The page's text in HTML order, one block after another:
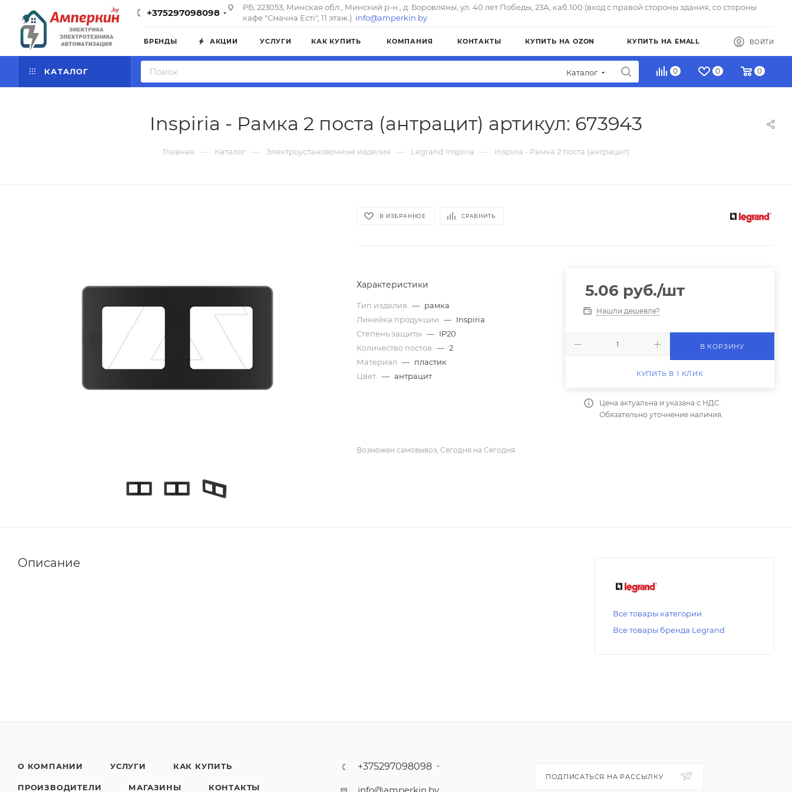
+375297098098
РБ, 223053, Минская обл., Минский р-н., д. Боровляны, ул. 40 лет Победы, 23А, каб.100 (вход с правой стороны здания, со стороны
кафе "Смачна Естi", 11 этаж.) info@amperkin.by
БРЕНДЫ АКЦИИ УСЛУГИ КАК КУПИТЬ КОМПАНИЯ КОНТАКТЫ КУПИТЬ НА OZON КУПИТЬ НА EMALL ВОЙТИ
КАТАЛОГ Каталог 0 0 0
Inspiria - Рамка 2 поста (антрацит) артикул: 673943
Главная — Каталог — Электроустановочные изделия — Legrand Inspiria — Inspiria - Рамка 2 поста (антрацит)
В ИЗБРАННОЕ СРАВНИТЬ
Характеристики
Тип изделия — рамка
Линейка продукции — Inspiria
Степень защиты — IP20
Количество постов — 2
Материал — пластик
Цвет.
— антрацит
5.06 руб./шт
Нашли дешевле?
В КОРЗИНУ
КУПИТЬ В 1 КЛИК
Цена актуальна и указана с НДС.
Обязательно уточнение наличия.
Возможен самовывоз, Сегодня на Сегодня.
Описание
Все товары категории
Все товары бренда Legrand
О КОМПАНИИ УСЛУГИ КАК КУПИТЬ
ПРОИЗВОДИТЕЛИ МАГАЗИНЫ КОНТАКТЫ
+375297098098
ПОДПИСАТЬСЯ НА РАССЫЛКУ